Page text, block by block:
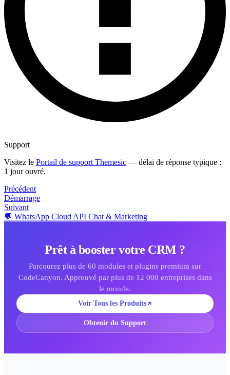
Support
Visitez le Portail de support Themesic — délai de réponse typique :
1 jour ouvré.
Précédent
Démarrage
Suivant
💬 WhatsApp Cloud API Chat & Marketing
Prêt à booster votre CRM ?
Parcourez plus de 60 modules et plugins premium sur
CodeCanyon. Approuvé par plus de 12 000 entreprises dans
le monde.
Voir Tous les Produits
Obtenir du Support